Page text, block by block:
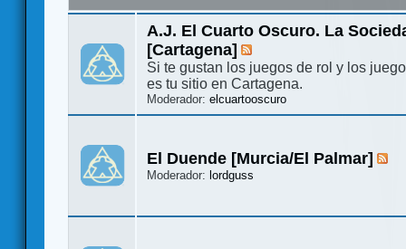
A.J. El Cuarto Oscuro. La
[Cartagena]
Si te gustan los juegos de rol y los
es tu sitio en Cartagena.
Moderador:elcuartooscuro
El Duende [Murcia/El Palmar]
Moderador:lordguss